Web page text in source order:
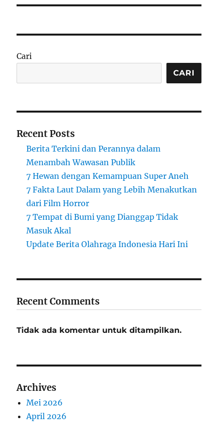
Cari
CARI
Recent Posts
Berita Terkini dan Perannya dalam
Menambah Wawasan Publik
7 Hewan dengan Kemampuan Super Aneh
7 Fakta Laut Dalam yang Lebih Menakutkan
dari Film Horror
7 Tempat di Bumi yang Dianggap Tidak
Masuk Akal
Update Berita Olahraga Indonesia Hari Ini
Recent Comments
Tidak ada komentar untuk ditampilkan.
Archives
Mei 2026
April 2026